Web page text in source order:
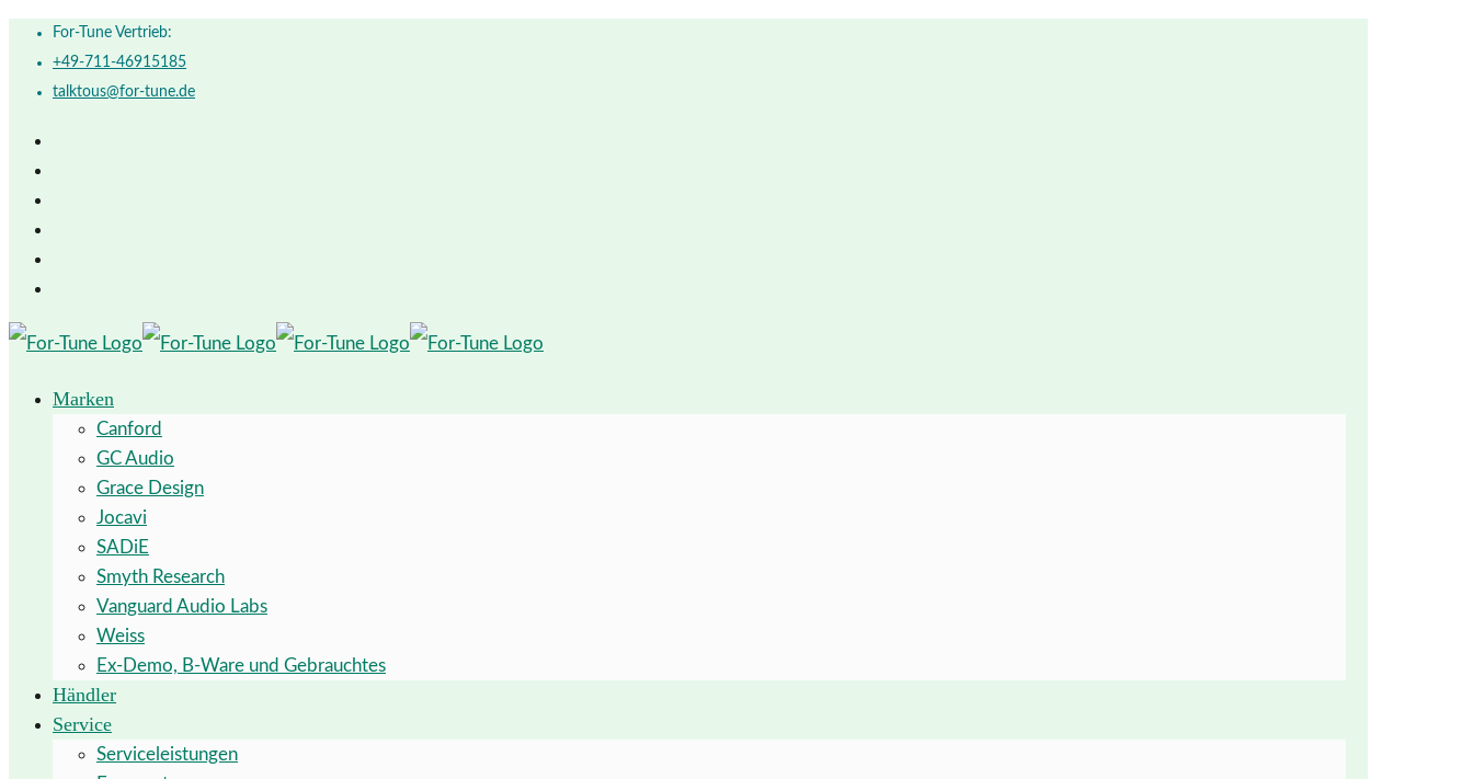
For-Tune Vertrieb:
+49-711-46915185
talktous@for-tune.de
Marken
Canford
GC Audio
Grace Design
Jocavi
SADiE
Smyth Research
Vanguard Audio Labs
Weiss
Ex-Demo, B-Ware und Gebrauchtes
Händler
Service
Serviceleistungen